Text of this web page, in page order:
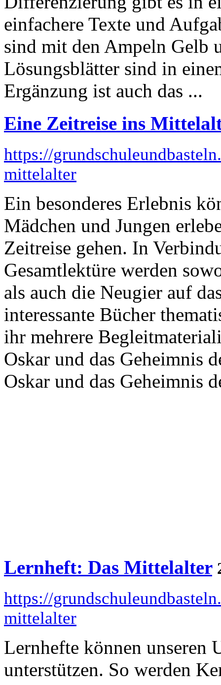
einfachere Texte und
sind mit den Ampeln Gelb
Lösungsblätter sind in
Ergänzung ist auch das ...
Eine Zeitreise ins
https://
mittelalter
Ein besonderes Erlebnis
Mädchen und Jungen
Zeitreise gehen. In
Gesamtlektüre werden
als auch die Neugier auf
interessante Bücher
ihr mehrere
Oskar und das Geheimnis
Oskar und das Geheimnis
Lernheft: Das Mittelalter
https://
mittelalter
Lernhefte können unseren
unterstützen. So werden